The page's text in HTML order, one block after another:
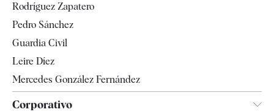
Televisión
Rodríguez Zapatero
Pedro Sánchez
Guardia Civil
Leire Díez
Mercedes González Fernández
Corporativo